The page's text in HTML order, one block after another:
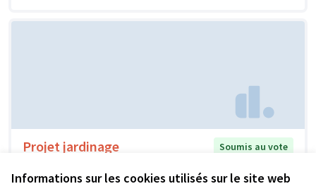
Informations sur les cookies utilisés sur le site web
Projet jardinage
Soumis au vote